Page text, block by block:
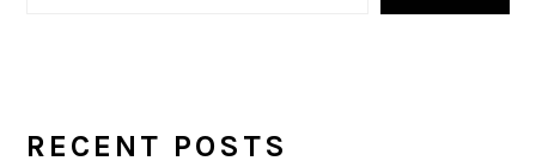
RECENT POSTS